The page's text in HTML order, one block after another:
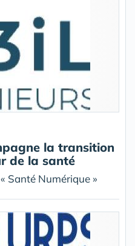
la transition
de la santé
Santé Numérique »